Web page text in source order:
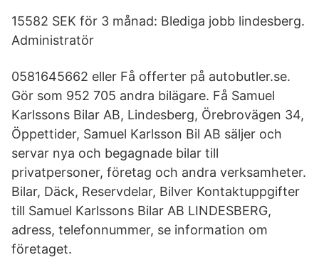
15582 SEK för 3 månad: Blediga jobb lindesberg.
Administratör
0581645662 eller Få offerter på autobutler.se.
Gör som 952 705 andra bilägare. Få Samuel
Karlssons Bilar AB, Lindesberg, Örebrovägen 34,
Öppettider, Samuel Karlsson Bil AB säljer och
servar nya och begagnade bilar till
privatpersoner, företag och andra verksamheter.
Bilar, Däck, Reservdelar, Bilver Kontaktuppgifter
till Samuel Karlssons Bilar AB LINDESBERG,
adress, telefonnummer, se information om
företaget.